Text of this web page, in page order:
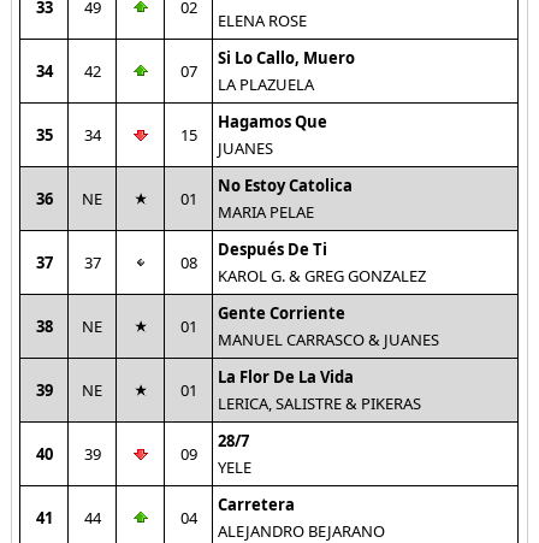
33 49 02
ELENA ROSE
34 42 07
Si Lo Callo, Muero
LA PLAZUELA
35 34 15
Hagamos Que
JUANES
36 NE 01
No Estoy Catolica
MARIA PELAE
37 37 08
Después De Ti
KAROL G. & GREG GONZALEZ
38 NE 01
Gente Corriente
MANUEL CARRASCO & JUANES
39 NE 01
La Flor De La Vida
LERICA, SALISTRE & PIKERAS
40 39 09
28/7
YELE
41 44 04
Carretera
ALEJANDRO BEJARANO